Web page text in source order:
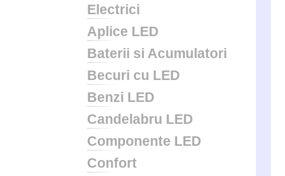
Electrici
Aplice LED
Baterii si Acumulatori
Becuri cu LED
Benzi LED
Candelabru LED
Componente LED
Confort